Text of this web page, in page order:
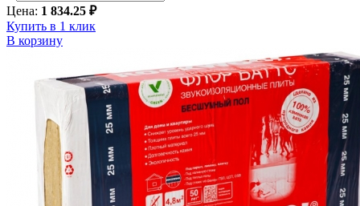
Цена: 1 834.25 ₽
Купить в 1 клик
В корзину